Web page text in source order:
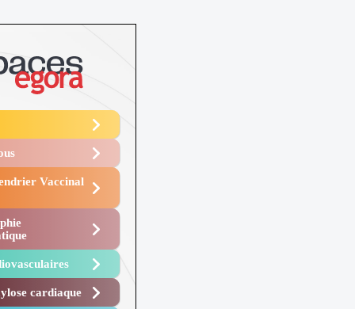
Vaccinal
cardiaque